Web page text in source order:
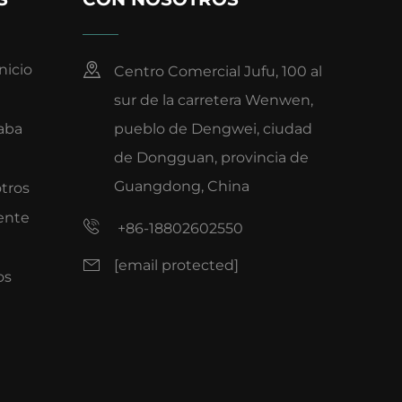
Centro Comercial Jufu, 100 al
sur de la carretera Wenwen,
pueblo de Dengwei, ciudad
de Dongguan, provincia de
Guangdong, China
+86-18802602550
[email protected]